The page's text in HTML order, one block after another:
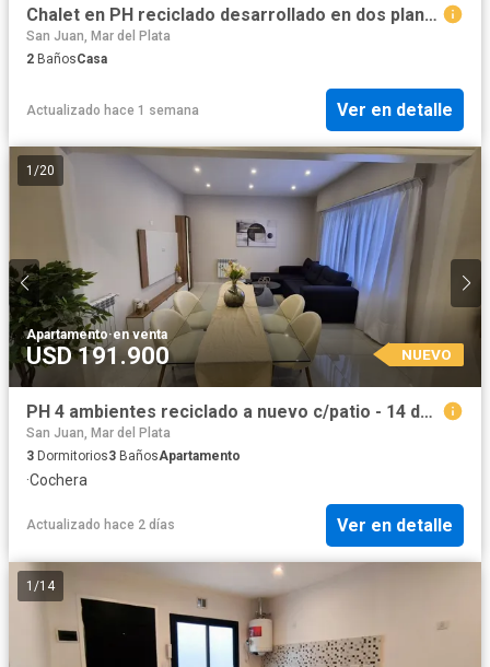
Chalet en PH reciclado desarrollado en dos plantas y garage
San Juan, Mar del Plata
2 BañosCasa
Actualizado hace 1 semana Ver en detalle
1 /20
Apartamento·en venta
USD 191.900 NUEVO
PH 4 ambientes reciclado a nuevo c/patio - 14 de Julio y Av.Libertad
San Juan, Mar del Plata
3 Dormitorios3 BañosApartamento
·Cochera
Actualizado hace 2 días Ver en detalle
1 /14